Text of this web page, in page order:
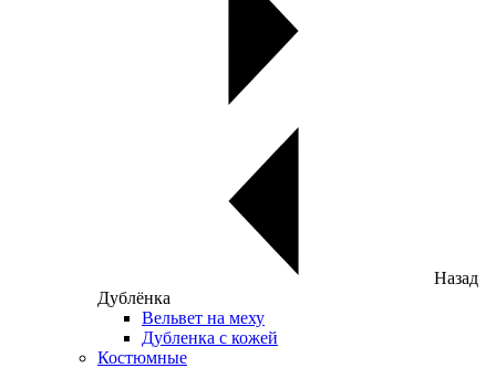
Назад
Дублёнка
Вельвет на меху
Дубленка с кожей
Костюмные